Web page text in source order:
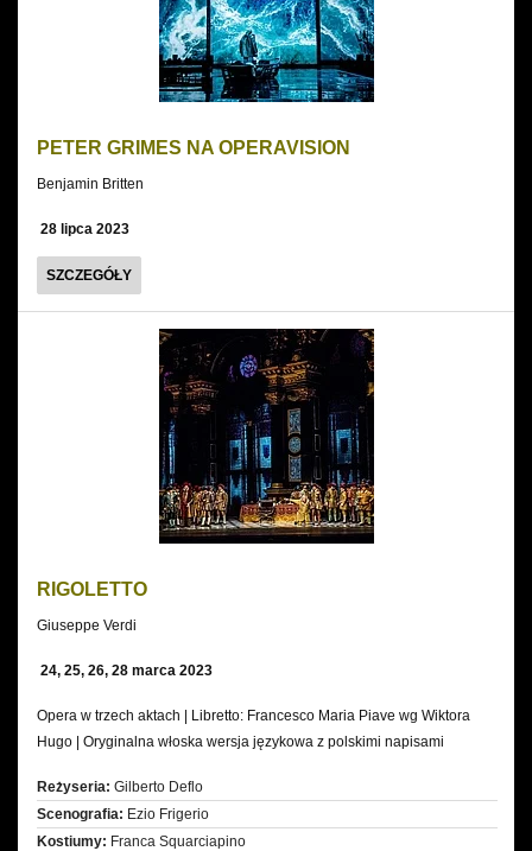
PETER GRIMES NA OPERAVISION
Benjamin Britten
28 lipca 2023
SZCZEGÓŁYPETER
GRIMES
OPERAVISION
RIGOLETTO
Giuseppe Verdi
24, 25, 26, 28 marca 2023
Opera w trzech aktach | Libretto: Francesco Maria Piave wg Wiktora
Hugo | Oryginalna włoska wersja językowa z polskimi napisami
Reżyseria: Gilberto Deflo
Scenografia: Ezio Frigerio
Kostiumy: Franca Squarciapino